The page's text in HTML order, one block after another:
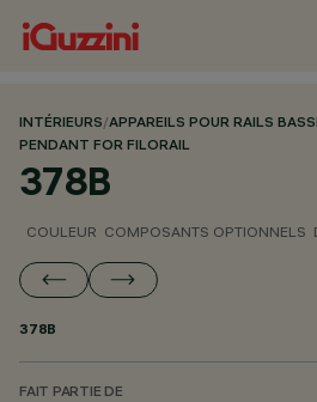
INTÉRIEURS/APPAREILS POUR RAILS
PENDANT FOR FILORAIL
378B
COULEUR COMPOSANTS OPTIONNELS
378B
FAIT PARTIE DE